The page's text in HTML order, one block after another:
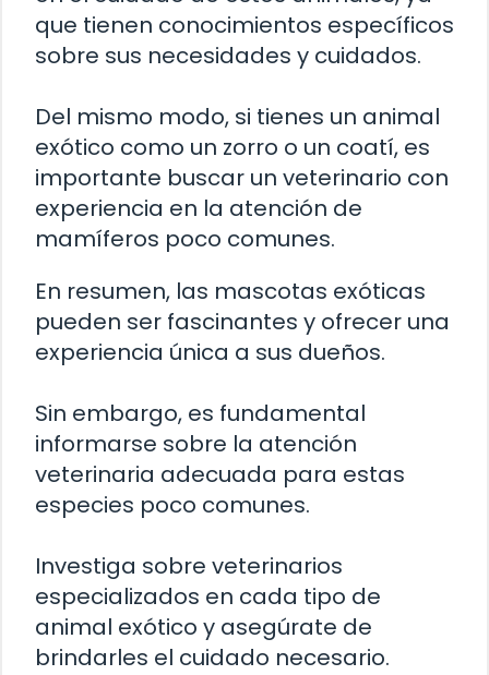
que tienen conocimientos específicos
sobre sus necesidades y cuidados.
Del mismo modo, si tienes un animal
exótico como un zorro o un coatí, es
importante buscar un veterinario con
experiencia en la atención de
mamíferos poco comunes.
En resumen, las mascotas exóticas
pueden ser fascinantes y ofrecer una
experiencia única a sus dueños.
Sin embargo, es fundamental
informarse sobre la atención
veterinaria adecuada para estas
especies poco comunes.
Investiga sobre veterinarios
especializados en cada tipo de
animal exótico y asegúrate de
brindarles el cuidado necesario.